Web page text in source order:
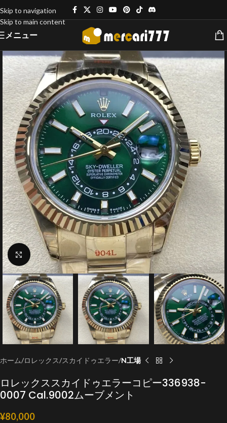
Skip to navigation
Skip to main content
メニュー
クリックで拡大
ホーム ロレックス スカイドゥエラー N工場
ロレックススカイドゥエラーコピー336938-
0007 Cal.9002ムーブメント
¥80,000